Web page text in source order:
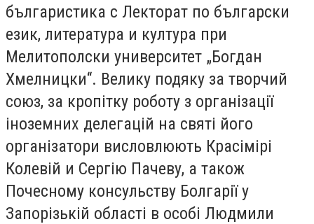
българистика с Лекторат по български
език, литература и култура при
Мелитополски университет „Богдан
Хмелницки“. Велику подяку за творчий
союз, за кропітку роботу з організації
іноземних делегацій на святі його
організатори висловлюють Красімірі
Колевій и Сергію Пачеву, а також
Почесному консульству Болгарії у
Запорізькій області в особі Людмили